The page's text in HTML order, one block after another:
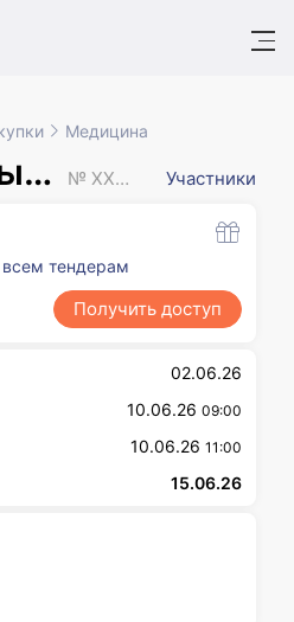
Медицина
№ XXXXXXX Участники
всем тендерам
Получить доступ
02.06.26
10.06.26 09:00
10.06.26 11:00
15.06.26